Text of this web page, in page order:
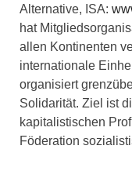
Alternative, ISA:
hat
allen Kontinenten
internationale
organisiert
Solidarität. Ziel ist
kapitalistischen
Föderation